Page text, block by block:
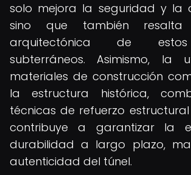
solo mejora la seguridad y la
sino que también
arquitectónica de
subterráneos. Asimismo, la
materiales de construcción
la estructura histórica,
técnicas de refuerzo estructural
contribuye a garantizar la
durabilidad a largo plazo,
autenticidad del túnel.